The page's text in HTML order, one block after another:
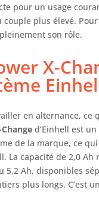
pour un usage
plus élevé.
son rôle.
X-
en alternance, ce
d’Einhell est
de la marque, ce
La capacité de 2,0
5,2 Ah, disponibles
plus longs. C’est